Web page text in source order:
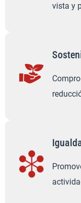
vista y